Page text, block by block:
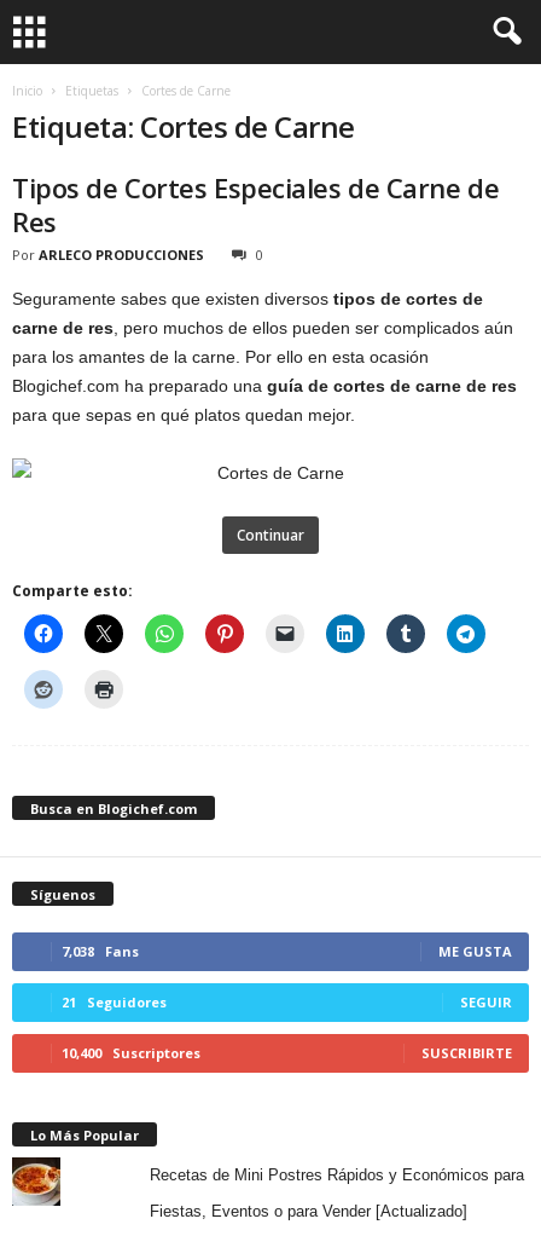
Inicio Etiquetas Cortes de Carne
Etiqueta: Cortes de Carne
Tipos de Cortes Especiales de Carne de
Res
Por ARLECO PRODUCCIONES 0
Seguramente sabes que existen diversos tipos de cortes de
carne de res , pero muchos de ellos pueden ser complicados aún
para los amantes de la carne. Por ello en esta ocasión
Blogichef.com ha preparado una guía de cortes de carne de res
para que sepas en qué platos quedan mejor.
Continuar
Comparte esto:
Busca en Blogichef.com
Síguenos
7,038 Fans ME GUSTA
21 Seguidores SEGUIR
10,400 Suscriptores SUSCRIBIRTE
Lo Más Popular
Recetas de Mini Postres Rápidos y Económicos para
Fiestas, Eventos o para Vender [Actualizado]